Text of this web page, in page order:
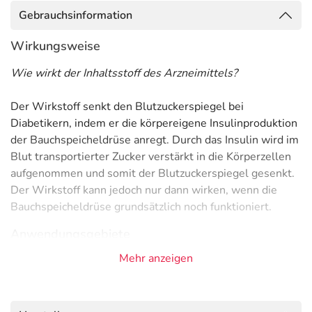
Gebrauchsinformation
Wirkungsweise
Wie wirkt der Inhaltsstoff des Arzneimittels?
Der Wirkstoff senkt den Blutzuckerspiegel bei
Diabetikern, indem er die körpereigene Insulinproduktion
der Bauchspeicheldrüse anregt. Durch das Insulin wird im
Blut transportierter Zucker verstärkt in die Körperzellen
aufgenommen und somit der Blutzuckerspiegel gesenkt.
Der Wirkstoff kann jedoch nur dann wirken, wenn die
Bauchspeicheldrüse grundsätzlich noch funktioniert.
- Diabetes mellitus Typ 2 (Zuckerkrankheit)
Mehr anzeigen